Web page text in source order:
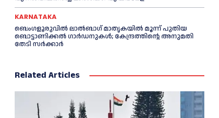
KARNATAKA
ബെംഗളൂരുവിൽ ലാൽബാഗ് മാതൃകയിൽ മൂന്ന് പുതിയ
ബൊട്ടാണിക്കൽ ഗാർഡനുകൾ; കേന്ദ്രത്തിന്റെ അനുമതി
തേടി സർക്കാർ
Related Articles